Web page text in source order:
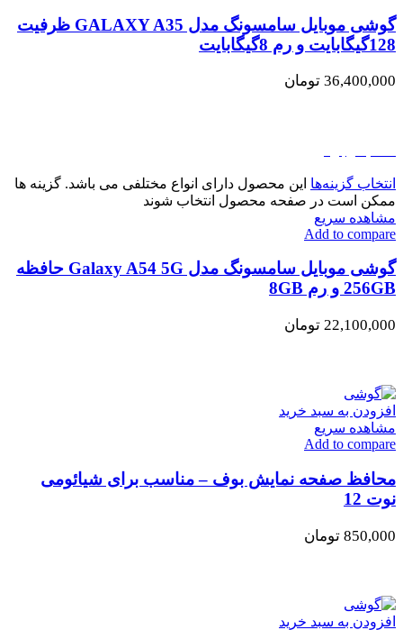
گوشی موبایل سامسونگ مدل GALAXY A35 ظرفیت
128گیگابایت و رم 8گیگابایت
36,400,000 تومان
انتخاب گزینه‌ها این محصول دارای انواع مختلفی می باشد. گزینه ها
ممکن است در صفحه محصول انتخاب شوند
مشاهده سریع
Add to compare
گوشی موبایل سامسونگ مدل Galaxy A54 5G حافظه
256GB و رم 8GB
22,100,000 تومان
افزودن به سبد خرید
مشاهده سریع
Add to compare
محافظ صفحه نمایش بوف – مناسب برای شیائومی
نوت 12
850,000 تومان
افزودن به سبد خرید